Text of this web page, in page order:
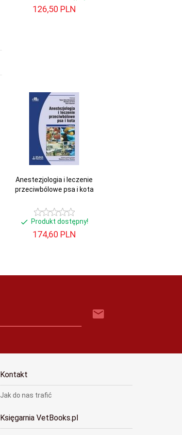
126,50 PLN
Anestezjologia i leczenie
przeciwbólowe psa i kota
Produkt dostępny!
174,60 PLN
Kontakt
Jak do nas trafić
Księgarnia VetBooks.pl